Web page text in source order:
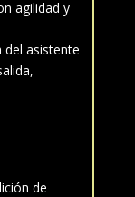
agilidad y
del asistente
de